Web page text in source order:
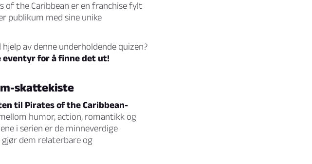
of the Caribbean er en franchise fylt
publikum med sine unike
av denne underholdende quizen?
eventyr for å finne det ut!
skattekiste
til Pirates of the Caribbean-
humor, action, romantikk og
i serien er de minneverdige
dem relaterbare og